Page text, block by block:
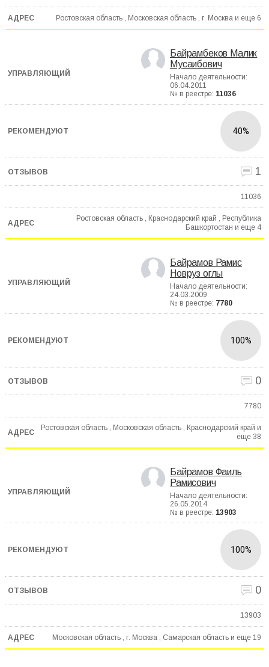
Ростовская область , Московская область , г. Москва и еще 6
Байрамбеков Малик
Мусаибович
Начало деятельности:
06.04.2011
№ в реестре: 11036
40%
1
11036
Ростовская область , Краснодарский край , Республика
Башкортостан и еще 4
Байрамов Рамис
Новруз оглы
Начало деятельности:
24.03.2009
№ в реестре: 7780
100%
0
7780
Ростовская область , Московская область , Краснодарский край и
еще 38
Байрамов Фаиль
Рамисович
Начало деятельности:
26.05.2014
№ в реестре: 13903
100%
0
13903
Московская область , г. Москва , Самарская область и еще 19